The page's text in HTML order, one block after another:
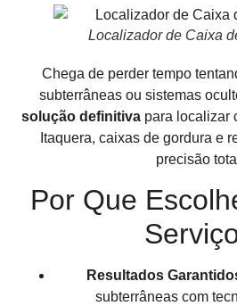
Localizador de Caixa
Chega de perder tempo
subterrâneas ou sistemas
solução definitivapara localizar
Itaquera, caixas de gordura e
precisão
Por Que
Resultados
subterrâneas com